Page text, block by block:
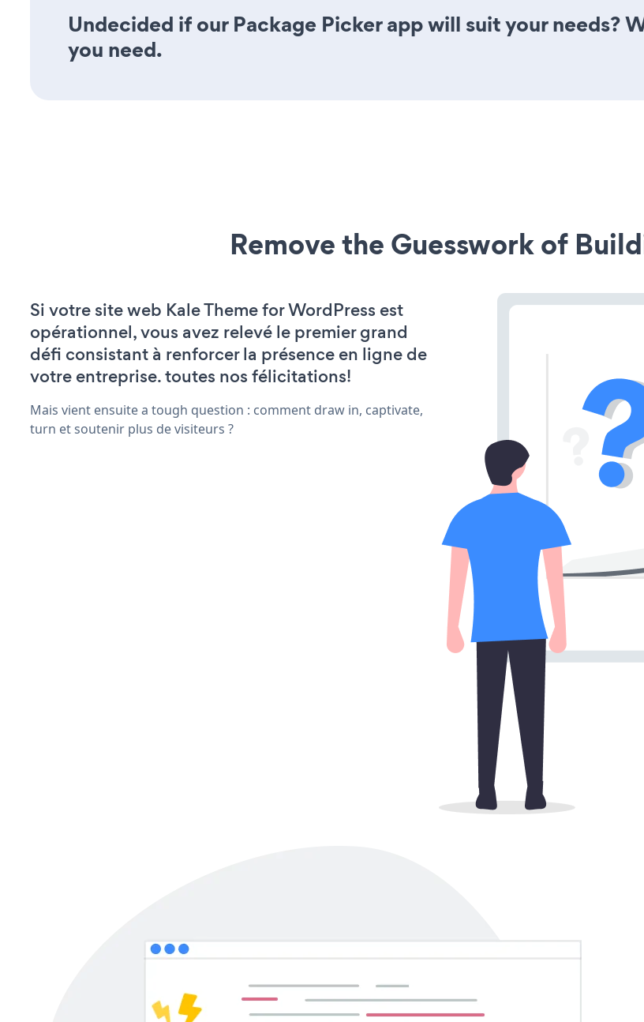
Undecided if our Package Picker app will suit your needs?
you need.
Remove the Guesswork of
Si votre site web Kale Theme for WordPress est
opérationnel, vous avez relevé le premier grand
défi consistant à renforcer la présence en ligne de
votre entreprise. toutes nos félicitations!
Mais vient ensuite a tough question : comment draw in, captivate,
turn et soutenir plus de visiteurs ?